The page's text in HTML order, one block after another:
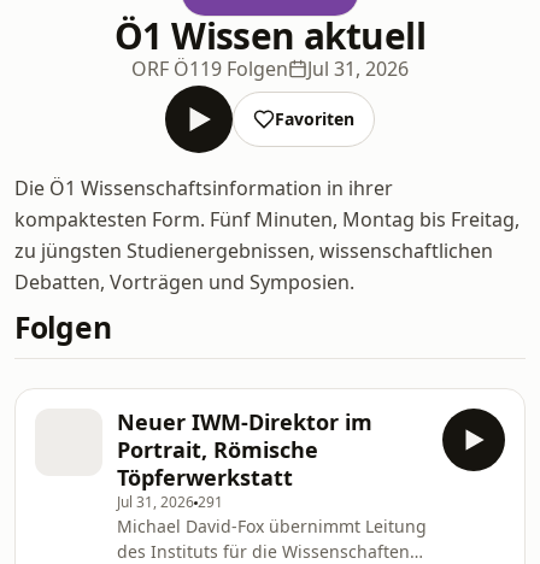
Ö1 Wissen aktuell
ORF Ö119 Folgen Jul 31, 2026
Favoriten
Die Ö1 Wissenschaftsinformation in ihrer
kompaktesten Form. Fünf Minuten, Montag bis Freitag,
zu jüngsten Studienergebnissen, wissenschaftlichen
Debatten, Vorträgen und Symposien.
Folgen
Neuer IWM-Direktor im
Portrait, Römische
Töpferwerkstatt
Jul 31, 2026291
Michael David-Fox übernimmt Leitung
des Instituts für die Wissenschaften